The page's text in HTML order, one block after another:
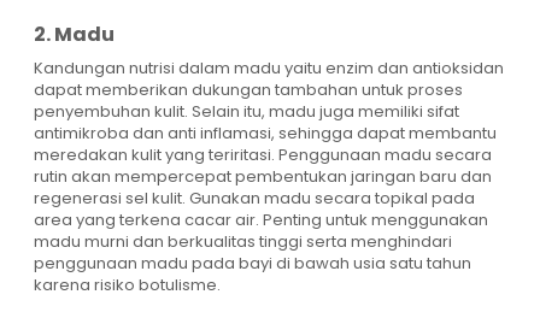
2. Madu
Kandungan nutrisi dalam madu yaitu enzim dan antioksidan
dapat memberikan dukungan tambahan untuk proses
penyembuhan kulit. Selain itu, madu juga memiliki sifat
antimikroba dan anti inflamasi, sehingga dapat membantu
meredakan kulit yang teriritasi. Penggunaan madu secara
rutin akan mempercepat pembentukan jaringan baru dan
regenerasi sel kulit. Gunakan madu secara topikal pada
area yang terkena cacar air. Penting untuk menggunakan
madu murni dan berkualitas tinggi serta menghindari
penggunaan madu pada bayi di bawah usia satu tahun
karena risiko botulisme.